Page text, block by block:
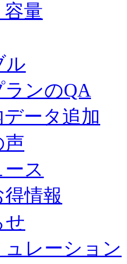
量
ル
ランのQA
データ追加
声
ス
情報
せ
レーション